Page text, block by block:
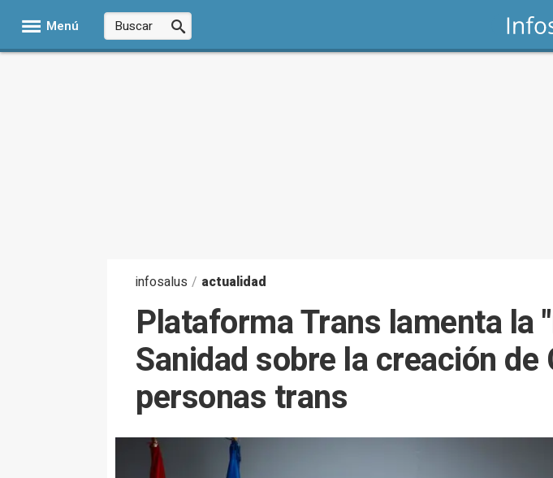
Menú
infosalus / actualidad
Plataforma Trans lamenta la
Sanidad sobre la creación de
personas trans